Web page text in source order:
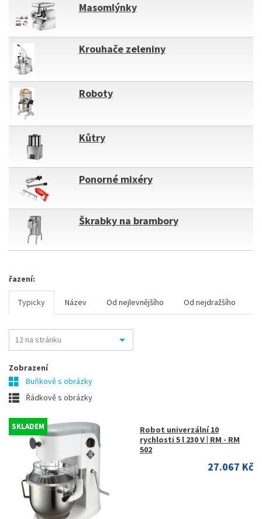
Masomlýnky
Krouhače zeleniny
Roboty
Kůtry
Ponorné mixéry
Škrabky na brambory
řazení:
Typicky Název Od nejlevnějšího Od nejdražšího
Zobrazení
Buňkově s obrázky
Řádkově s obrázky
SKLADEM
Robot univerzální 10
rychlosti 5 l 230 V | RM - RM
502
27.067 Kč